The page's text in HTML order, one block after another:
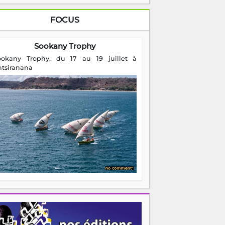
FOCUS
Sookany Trophy
Trophy, du 17 au 19 juillet à